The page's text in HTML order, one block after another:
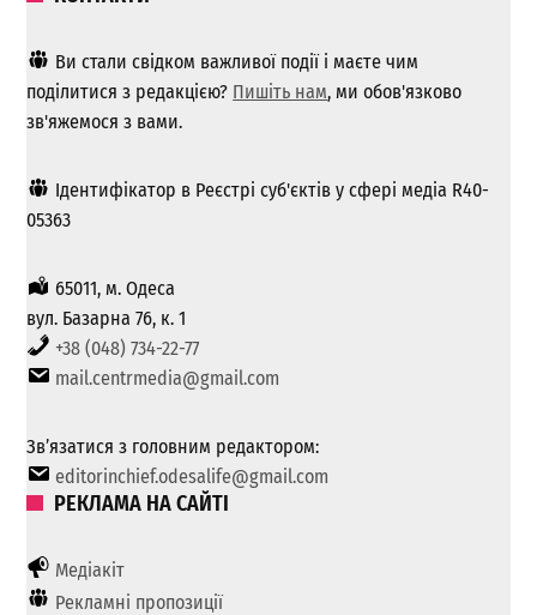
Ви стали свідком важливої ​​події і маєте чим
поділитися з редакцією? Пишіть нам, ми обов'язково
зв'яжемося з вами.
Ідентифікатор в Реєстрі суб'єктів у сфері медіа R40-
05363
65011, м. Одеса
вул. Базарна 76, к. 1
+38 (048) 734-22-77
mail.centrmedia@gmail.com
Зв’язатися з головним редактором:
editorinchief.odesalife@gmail.com
РЕКЛАМА НА САЙТІ
Медіакіт
Рекламні пропозиції